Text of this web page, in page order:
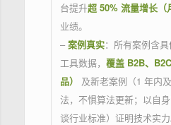
台提升超 50% 流量增长（
业绩。
– 案例真实：所有案例含
工具数据， 覆盖 B2B、
品）
及新老案例（1 年内
法，不惧算法更新；以自
谈行业标准）证明技术实力